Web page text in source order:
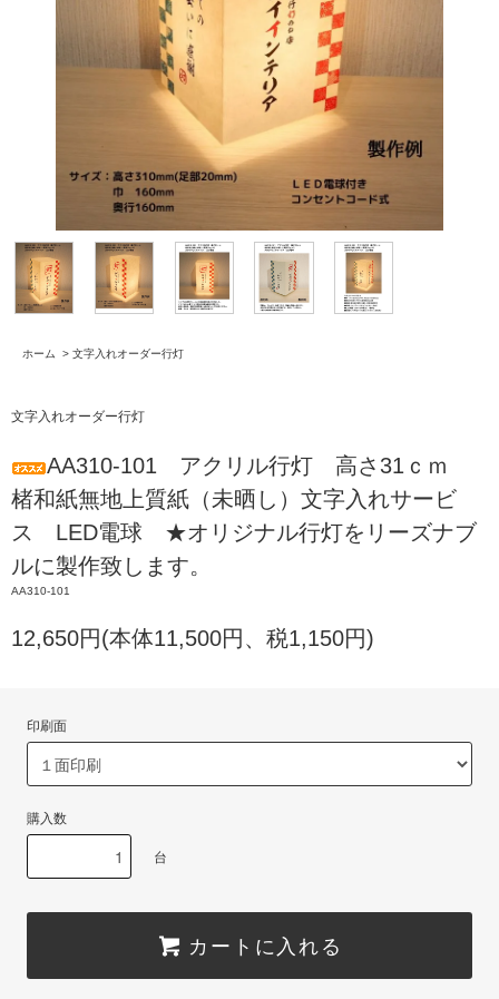
ホーム > 文字入れオーダー行灯
文字入れオーダー行灯
AA310-101 アクリル行灯 高さ31ｃｍ
楮和紙無地上質紙（未晒し）文字入れサービ
ス LED電球 ★オリジナル行灯をリーズナブ
ルに製作致します。
AA310-101
12,650円(本体11,500円、税1,150円)
印刷面
購入数
台
カートに入れる